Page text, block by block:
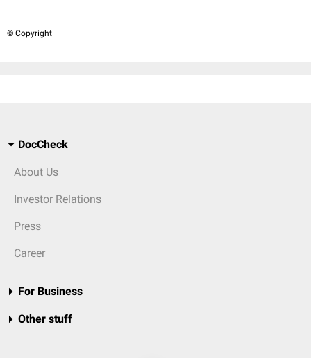
© Copyright
DocCheck
About Us
Investor Relations
Press
Career
For Business
Other stuff